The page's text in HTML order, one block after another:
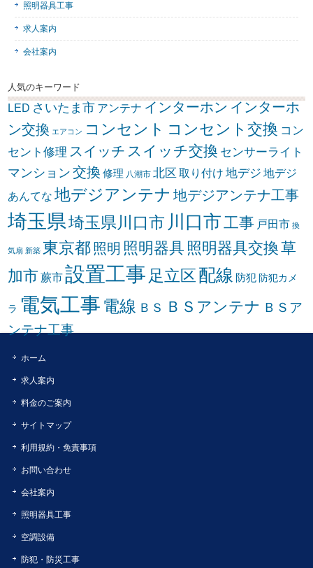
照明器具工事
求人案内
会社案内
人気のキーワード
LED さいたま市 アンテナ インターホン インターホ
ン交換 エアコン コンセント コンセント交換 コン
セント修理 スイッチ スイッチ交換 センサーライト
マンション 交換 修理 八潮市 北区 取り付け 地デジ 地デジ
あんてな 地デジアンテナ 地デジアンテナ工事
埼玉県埼玉県川口市 川口市工事 戸田市 換
気扇 新築 東京都照明 照明器具 照明器具交換草
加市 蕨市設置工事 足立区配線 防犯 防犯カメ
ラ 電気工事 電線 ＢＳ ＢＳアンテナ ＢＳア
ンテナ工事
ホーム
求人案内
料金のご案内
サイトマップ
利用規約・免責事項
お問い合わせ
会社案内
照明器具工事
空調設備
防犯・防災工事